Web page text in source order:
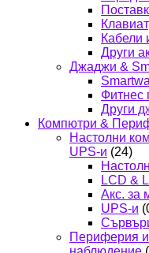
Кабели
Други
Джаджи &
Фитнес
Други
Компютри &
Настолни
UPS-и (24)
LCD &
Акс. за
UPS-и
Периферия